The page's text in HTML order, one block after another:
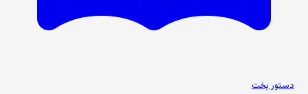
دستور پخت